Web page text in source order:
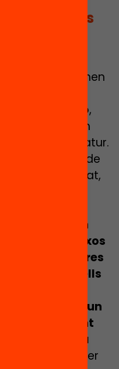
estudiants
i el
provenen
que
d’atenció,
escolar i, en
prematur.
Pons, de
de Llobregat,
l’etapa
no connecten
ells mateixos
no fa res
amb ells
delicades”.
que
un
és justament
que se situa
un problema per